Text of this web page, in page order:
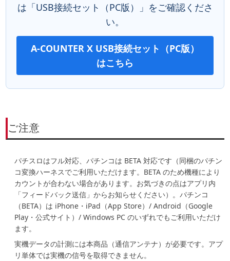
は「USB接続セット（PC版）」をご確認くださ
い。
A-COUNTER X USB接続セット（PC版）
はこちら
ご注意
パチスロはフル対応、 パチンコは BETA 対応です（同梱のパチン
コ変換ハーネスでご利用いただけます。BETA のため機種により
カウントが合わない場合があります。お気づきの点はアプリ内
「フィードバック送信」からお知らせください）。パチンコ
（BETA）は iPhone・iPad（App Store）/ Android（Google
Play・公式サイト）/ Windows PC のいずれでもご利用いただけ
ます。
実機データの計測には本商品（通信アンテナ）が必要です。アプ
リ単体では実機の信号を取得できません。